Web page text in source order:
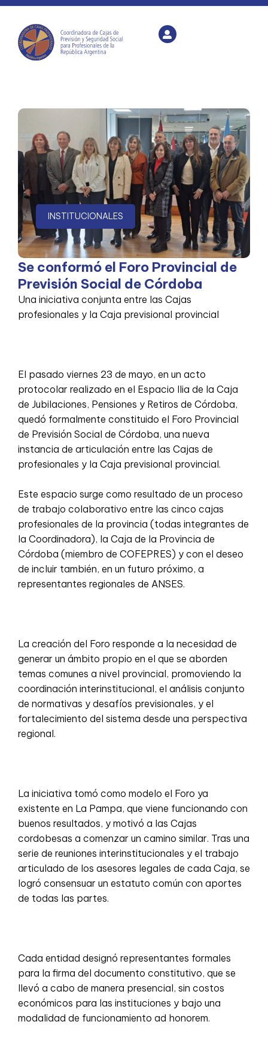
INSTITUCIONALES
Se conformó el Foro Provincial de
Previsión Social de Córdoba
Una iniciativa conjunta entre las Cajas
profesionales y la Caja previsional provincial
El pasado viernes 23 de mayo, en un acto
protocolar realizado en el Espacio Ilia de la Caja
de Jubilaciones, Pensiones y Retiros de Córdoba,
quedó formalmente constituido el Foro Provincial
de Previsión Social de Córdoba, una nueva
instancia de articulación entre las Cajas de
profesionales y la Caja previsional provincial.
Este espacio surge como resultado de un proceso
de trabajo colaborativo entre las cinco cajas
profesionales de la provincia (todas integrantes de
la Coordinadora), la Caja de la Provincia de
Córdoba (miembro de COFEPRES) y con el deseo
de incluir también, en un futuro próximo, a
representantes regionales de ANSES.
La creación del Foro responde a la necesidad de
generar un ámbito propio en el que se aborden
temas comunes a nivel provincial, promoviendo la
coordinación interinstitucional, el análisis conjunto
de normativas y desafíos previsionales, y el
fortalecimiento del sistema desde una perspectiva
regional.
La iniciativa tomó como modelo el Foro ya
existente en La Pampa, que viene funcionando con
buenos resultados, y motivó a las Cajas
cordobesas a comenzar un camino similar. Tras una
serie de reuniones interinstitucionales y el trabajo
articulado de los asesores legales de cada Caja, se
logró consensuar un estatuto común con aportes
de todas las partes.
Cada entidad designó representantes formales
para la firma del documento constitutivo, que se
llevó a cabo de manera presencial, sin costos
económicos para las instituciones y bajo una
modalidad de funcionamiento ad honorem.